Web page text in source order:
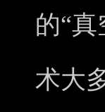
的“
术大